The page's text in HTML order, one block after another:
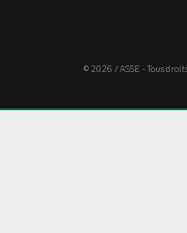
© 2026 / ASSE - Tous